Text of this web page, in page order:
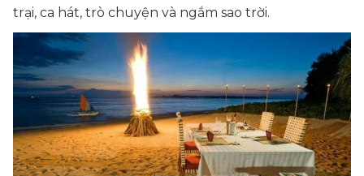
trại, ca hát, trò chuyện và ngắm sao trời.